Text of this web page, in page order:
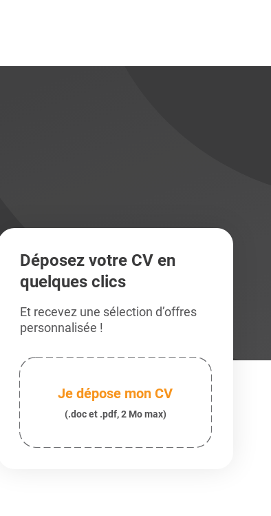
Déposez votre CV en
quelques clics
Et recevez une sélection d’offres
personnalisée !
Je dépose mon CV
(.doc et .pdf, 2 Mo max)